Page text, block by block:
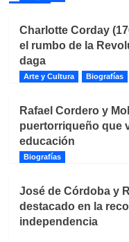
Charlotte Corday
el rumbo de la
daga
Arte y Cultura Biografías
Rafael Cordero y
puertorriqueño que
educación
Biografías
José de Córdoba y
destacado en la
independencia